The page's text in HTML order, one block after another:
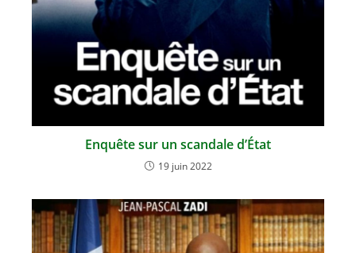
Enquête sur un scandale d’État
19 juin 2022